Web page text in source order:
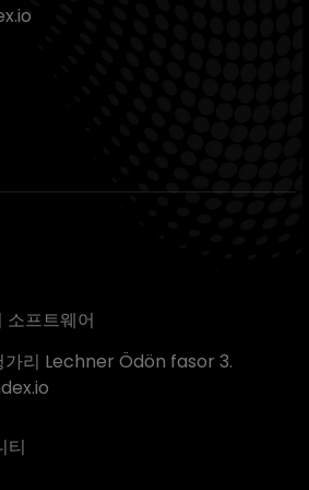
소프트웨어
가리 Lechner Ödön fasor 3.
티